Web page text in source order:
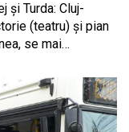
şi Turda: Cluj-
(teatru) şi pian
se mai…